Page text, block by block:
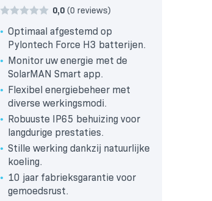
0,0(0 reviews)
Optimaal afgestemd op
Pylontech Force H3 batterijen.
Monitor uw energie met de
SolarMAN Smart app.
Flexibel energiebeheer met
diverse werkingsmodi.
Robuuste IP65 behuizing voor
langdurige prestaties.
Stille werking dankzij natuurlijke
koeling.
10 jaar fabrieksgarantie voor
gemoedsrust.